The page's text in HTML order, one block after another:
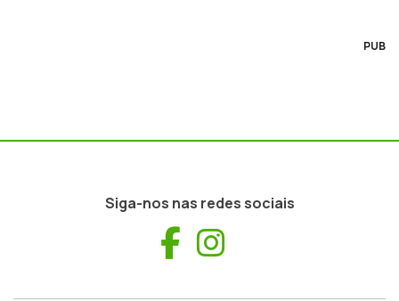
PUB
Siga-nos nas redes sociais
Facebook